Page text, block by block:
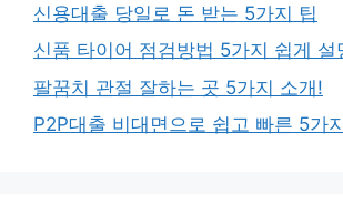
신용대출 당일로 돈 받는 5가지 팁
신품 타이어 점검방법 5가지 쉽게 설
팔꿈치 관절 잘하는 곳 5가지 소개!
P2P대출 비대면으로 쉽고 빠른 5가